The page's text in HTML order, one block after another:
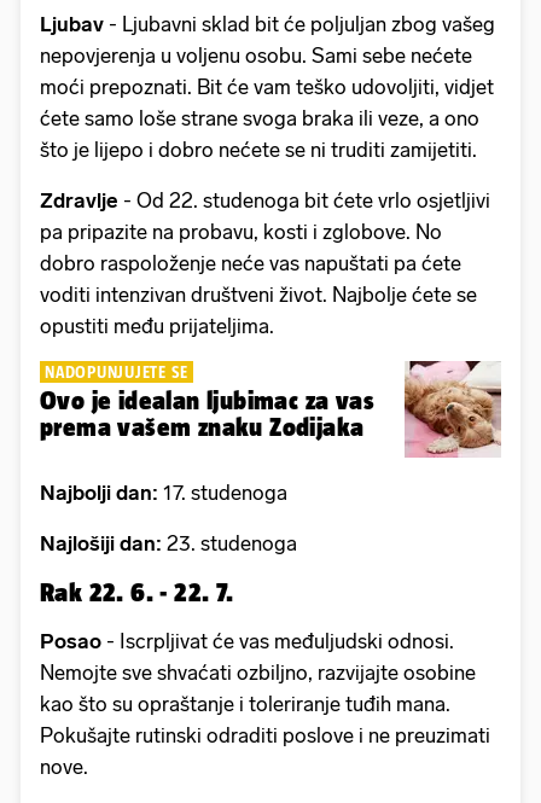
Ljubav - Ljubavni sklad bit će poljuljan zbog vašeg
nepovjerenja u voljenu osobu. Sami sebe nećete
moći prepoznati. Bit će vam teško udovoljiti, vidjet
ćete samo loše strane svoga braka ili veze, a ono
što je lijepo i dobro nećete se ni truditi zamijetiti.
Zdravlje - Od 22. studenoga bit ćete vrlo osjetljivi
pa pripazite na probavu, kosti i zglobove. No
dobro raspoloženje neće vas napuštati pa ćete
voditi intenzivan društveni život. Najbolje ćete se
opustiti među prijateljima.
NADOPUNJUJETE SE
Ovo je idealan ljubimac za vas
prema vašem znaku Zodijaka
Najbolji dan: 17. studenoga
Najlošiji dan: 23. studenoga
Rak 22. 6. - 22. 7.
Posao - Iscrpljivat će vas međuljudski odnosi.
Nemojte sve shvaćati ozbiljno, razvijajte osobine
kao što su opraštanje i toleriranje tuđih mana.
Pokušajte rutinski odraditi poslove i ne preuzimati
nove.